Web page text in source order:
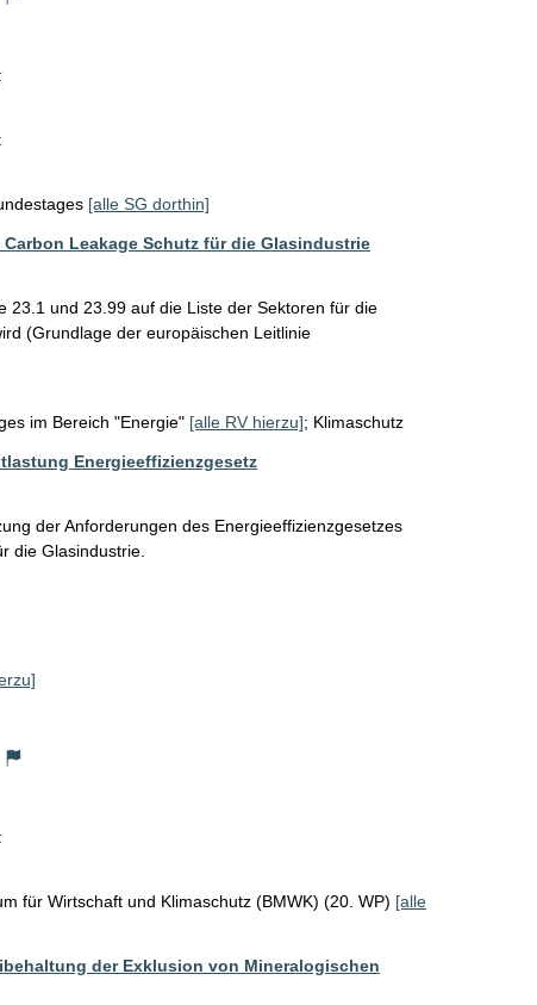
[alle SG dorthin]
Leakage Schutz für die Glasindustrie
23.1 und 23.99 auf die Liste der Sektoren für die
(Grundlage der europäischen Leitlinie
im Bereich "Energie" [alle RV hierzu]; Klimaschutz
Energieeffizienzgesetz
der Anforderungen des Energieeffizienzgesetzes
die Glasindustrie.
für Wirtschaft und Klimaschutz (BMWK) (20. WP) [alle
der Exklusion von Mineralogischen